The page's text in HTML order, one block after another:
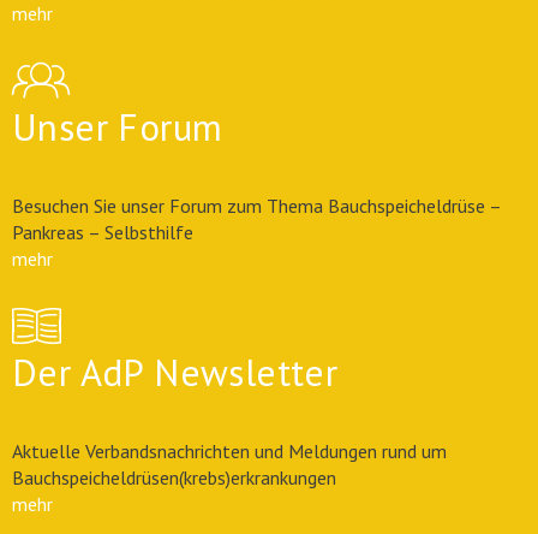
mehr
Unser Forum
Besuchen Sie unser Forum zum Thema Bauchspeicheldrüse –
Pankreas – Selbsthilfe
mehr
Der AdP Newsletter
Aktuelle Verbandsnachrichten und Meldungen rund um
Bauchspeicheldrüsen(krebs)erkrankungen
mehr